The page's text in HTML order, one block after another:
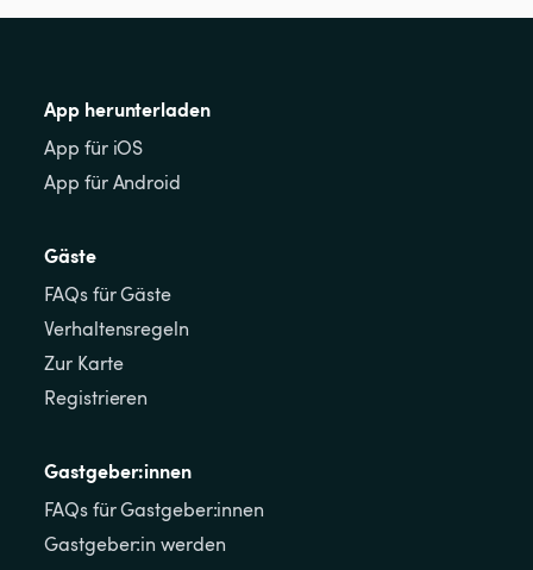
App herunterladen
App für iOS
App für Android
Gäste
FAQs für Gäste
Verhaltensregeln
Zur Karte
Registrieren
Gastgeber:innen
FAQs für Gastgeber:innen
Gastgeber:in werden